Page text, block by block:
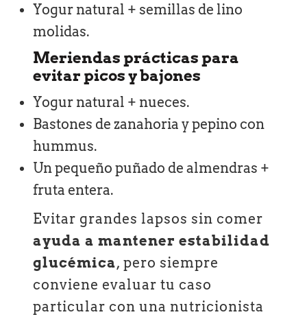
Yogur natural + semillas de lino
molidas.
Meriendas prácticas para
evitar picos y bajones
Yogur natural + nueces.
Bastones de zanahoria y pepino con
hummus.
Un pequeño puñado de almendras +
fruta entera.
Evitar grandes lapsos sin comer
ayuda a mantener estabilidad
glucémica, pero siempre
conviene evaluar tu caso
particular con una nutricionista